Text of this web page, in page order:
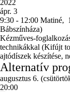
2022
ápr. 3
9:30 - 12:00 Matiné,
Bábszínháza)
Kézműves-
technikákkal (Kifújt
ajtódíszek készítése,
Alternatív
augusztus 6.
20:00